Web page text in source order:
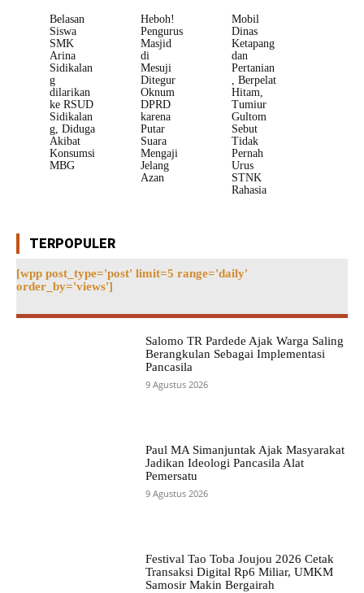
Belasan
Siswa
SMK
Arina
Sidikalan
g
dilarikan
ke RSUD
Sidikalan
g, Diduga
Akibat
Konsumsi
MBG
Heboh!
Pengurus
Masjid
di
Mesuji
Ditegur
Oknum
DPRD
karena
Putar
Suara
Mengaji
Jelang
Azan
Mobil
Dinas
Ketapang
dan
Pertanian
, Berpelat
Hitam,
Tumiur
Gultom
Sebut
Tidak
Pernah
Urus
STNK
Rahasia
TERPOPULER
[wpp post_type='post' limit=5 range='daily'
order_by='views']
Salomo TR Pardede Ajak Warga Saling
Berangkulan Sebagai Implementasi
Pancasila
9 Agustus 2026
Paul MA Simanjuntak Ajak Masyarakat
Jadikan Ideologi Pancasila Alat
Pemersatu
9 Agustus 2026
Festival Tao Toba Joujou 2026 Cetak
Transaksi Digital Rp6 Miliar, UMKM
Samosir Makin Bergairah